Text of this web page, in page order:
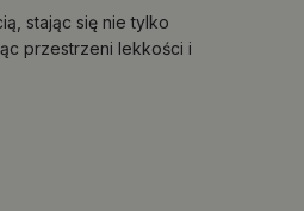
stając się nie tylko
przestrzeni lekkości i